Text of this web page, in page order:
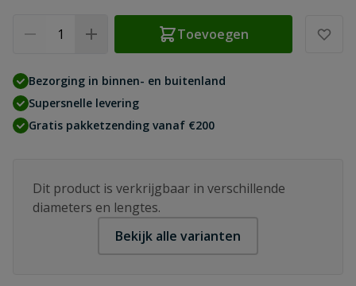
Toevoegen
Bezorging in binnen- en buitenland
Supersnelle levering
Gratis pakketzending vanaf €200
Dit product is verkrijgbaar in verschillende
diameters en lengtes.
Bekijk alle varianten